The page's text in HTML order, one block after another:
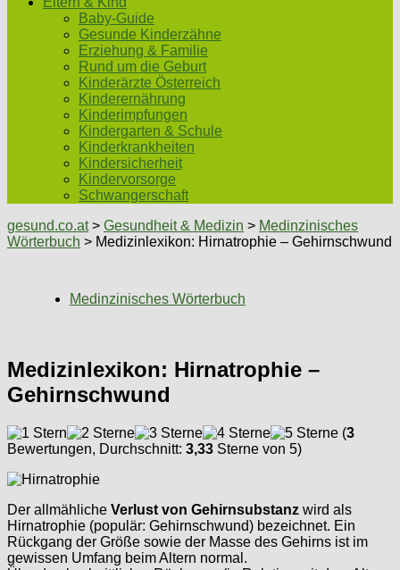
Baby-Guide
Gesunde Kinderzähne
Erziehung & Familie
Rund um die Geburt
Kinderärzte Österreich
Kinderernährung
Kinderimpfungen
Kindergarten & Schule
Kinderkrankheiten
Kindersicherheit
Kindervorsorge
Schwangerschaft
gesund.co.at> Gesundheit & Medizin > Medinzinisches
Wörterbuch > Medizinlexikon: Hirnatrophie – Gehirnschwund
Medinzinisches Wörterbuch
Medizinlexikon: Hirnatrophie –
Gehirnschwund
(3
Bewertungen, Durchschnitt: 3,33 Sterne von 5)
Der allmähliche Verlust von Gehirnsubstanz wird als
Hirnatrophie (populär: Gehirnschwund) bezeichnet. Ein
Rückgang der Größe sowie der Masse des Gehirns ist im
gewissen Umfang beim Altern normal.